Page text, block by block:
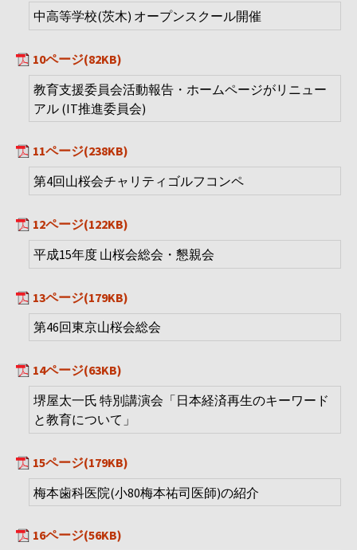
中高等学校(茨木) オープンスクール開催
10ページ(82KB)
教育支援委員会活動報告・ホームページがリニュー
アル (IT推進委員会)
11ページ(238KB)
第4回山桜会チャリティゴルフコンペ
12ページ(122KB)
平成15年度 山桜会総会・懇親会
13ページ(179KB)
第46回東京山桜会総会
14ページ(63KB)
堺屋太一氏 特別講演会「日本経済再生のキーワード
と教育について」
15ページ(179KB)
梅本歯科医院(小80梅本祐司医師)の紹介
16ページ(56KB)